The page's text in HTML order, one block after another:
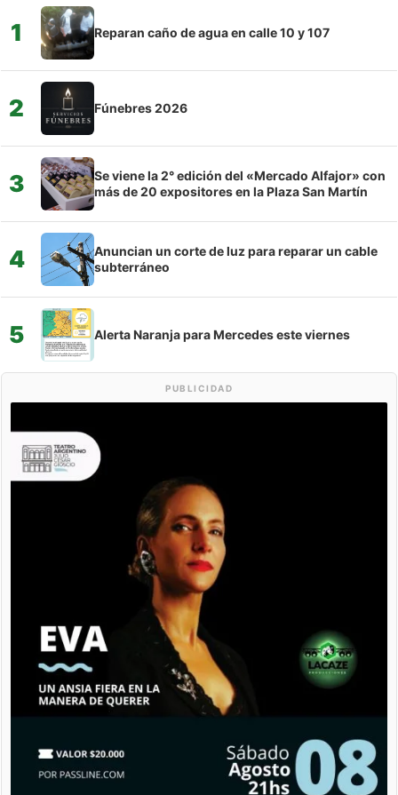
1 Reparan caño de agua en calle 10 y 107
2 Fúnebres 2026
3
Se viene la 2° edición del «Mercado Alfajor» con
más de 20 expositores en la Plaza San Martín
4
Anuncian un corte de luz para reparar un cable
subterráneo
5 Alerta Naranja para Mercedes este viernes
PUBLICIDAD